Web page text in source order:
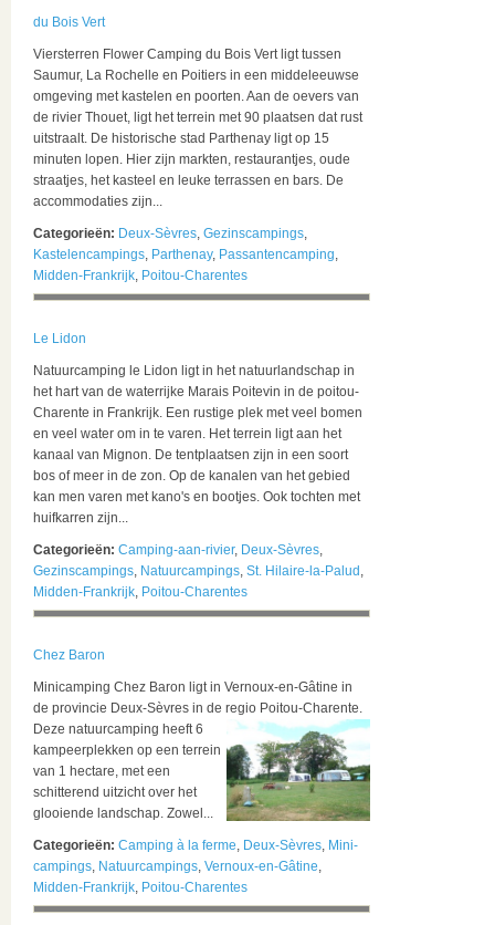
du Bois Vert
Viersterren Flower Camping du Bois Vert ligt tussen
Saumur, La Rochelle en Poitiers in een middeleeuwse
omgeving met kastelen en poorten. Aan de oevers van
de rivier Thouet, ligt het terrein met 90 plaatsen dat rust
uitstraalt. De historische stad Parthenay ligt op 15
minuten lopen. Hier zijn markten, restaurantjes, oude
straatjes, het kasteel en leuke terrassen en bars. De
accommodaties zijn...
Categorieën: Deux-Sèvres, Gezinscampings,
Kastelencampings, Parthenay, Passantencamping,
Midden-Frankrijk, Poitou-Charentes
Le Lidon
Natuurcamping le Lidon ligt in het natuurlandschap in
het hart van de waterrijke Marais Poitevin in de poitou-
Charente in Frankrijk. Een rustige plek met veel bomen
en veel water om in te varen. Het terrein ligt aan het
kanaal van Mignon. De tentplaatsen zijn in een soort
bos of meer in de zon. Op de kanalen van het gebied
kan men varen met kano's en bootjes. Ook tochten met
huifkarren zijn...
Categorieën: Camping-aan-rivier, Deux-Sèvres,
Gezinscampings, Natuurcampings, St. Hilaire-la-Palud ,
Midden-Frankrijk, Poitou-Charentes
Chez Baron
Minicamping Chez Baron ligt in Vernoux-en-Gâtine in
de provincie Deux-Sèvres in de regio Poitou-Charente.
Deze natuurcamping heeft 6
kampeerplekken op een terrein
van 1 hectare, met een
schitterend uitzicht over het
glooiende landschap. Zowel...
Categorieën: Camping à la ferme, Deux-Sèvres, Mini-
campings, Natuurcampings, Vernoux-en-Gâtine,
Midden-Frankrijk, Poitou-Charentes